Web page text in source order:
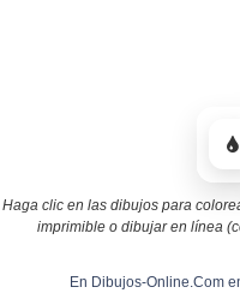
Haga clic en las dibujos para
imprimible o dibujar en línea
En Dibujos-Online.Com